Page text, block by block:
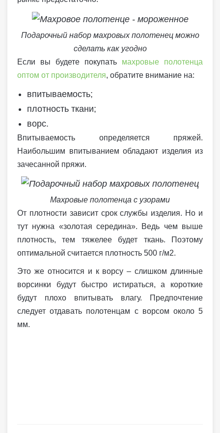
Подарочный набор махровых полотенец можно
сделать как угодно
Если вы будете покупать махровые полотенца
оптом от производителя, обратите внимание на:
впитываемость;
плотность ткани;
ворс.
Впитываемость определяется пряжей.
Наибольшим впитыванием обладают изделия из
зачесанной пряжи.
Махровые полотенца с узорами
От плотности зависит срок службы изделия. Но и
тут нужна «золотая середина». Ведь чем выше
плотность, тем тяжелее будет ткань. Поэтому
оптимальной считается плотность 500 г/м2.
Это же относится и к ворсу – слишком длинные
ворсинки будут быстро истираться, а короткие
будут плохо впитывать влагу. Предпочтение
следует отдавать полотенцам с ворсом около 5
мм.